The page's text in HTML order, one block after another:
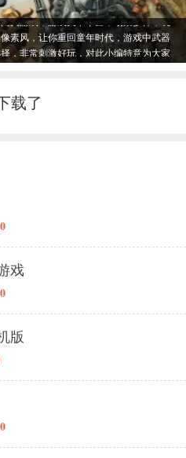
关游戏，游戏关卡丰富，场景多样，玩
素风，让你重回童年时代，游戏中武器
，非常刺激好玩，对此小编特意为大家
载了
戏
版